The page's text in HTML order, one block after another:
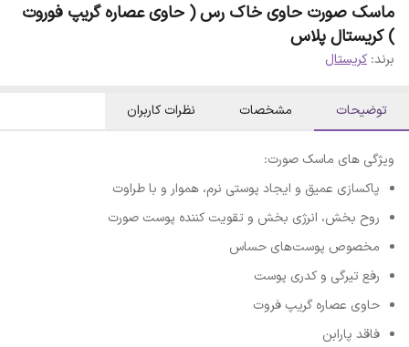
ماسک صورت حاوی خاک رس ( حاوی عصاره گریپ فوروت
) کریستال پلاس
برند: کریستال
توضیحات مشخصات نظرات کاربران
ویژگی های ماسک صورت:
پاکسازی عمیق و ایجاد پوستی نرم، هموار و با طراوت
روح بخش، انرژی بخش و تقویت کننده پوست صورت
مخصوص پوست‌های حساس
رفع تیرگی و کدری پوست
حاوی عصاره گریپ فروت
فاقد پارابن